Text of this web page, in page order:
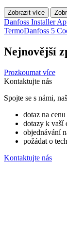
Zobrazit více
Danfoss Installer
TermoDanfoss 5
Nejnovější
Prozkoumat více
Kontaktujte nás
Spojte se s námi,
dotaz na
dotazy k vaší
objednávání
požádat o
Kontaktujte nás